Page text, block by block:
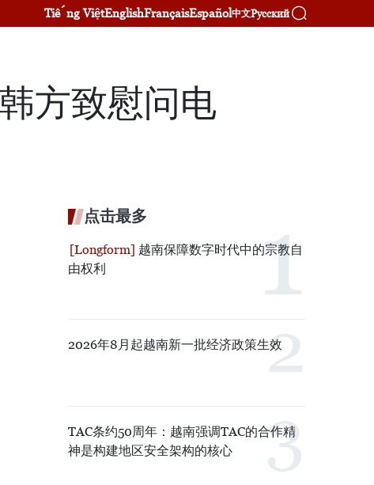
Tiếng ViệtEnglishFrançaisEspañol中文Русский
方致慰问电
点击最多
越南保障数字时代中的宗教自
由权利
2026年8月起越南新一批经济政策生效
TAC条约50周年：越南强调TAC的合作精
神是构建地区安全架构的核心